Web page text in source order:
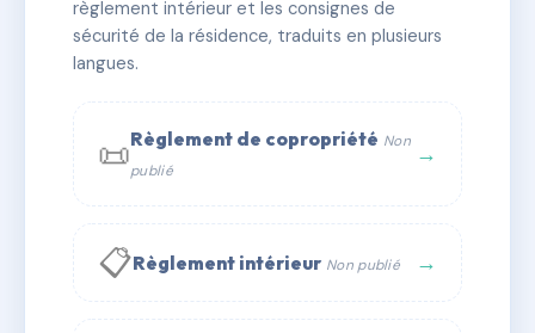
📞 Contacter Syndic Digital
règlement intérieur et les consignes de
sécurité de la résidence, traduits en plusieurs
langues.
📜Règlement de copropriété Non
publié
→
📋Règlement intérieur Non publié →